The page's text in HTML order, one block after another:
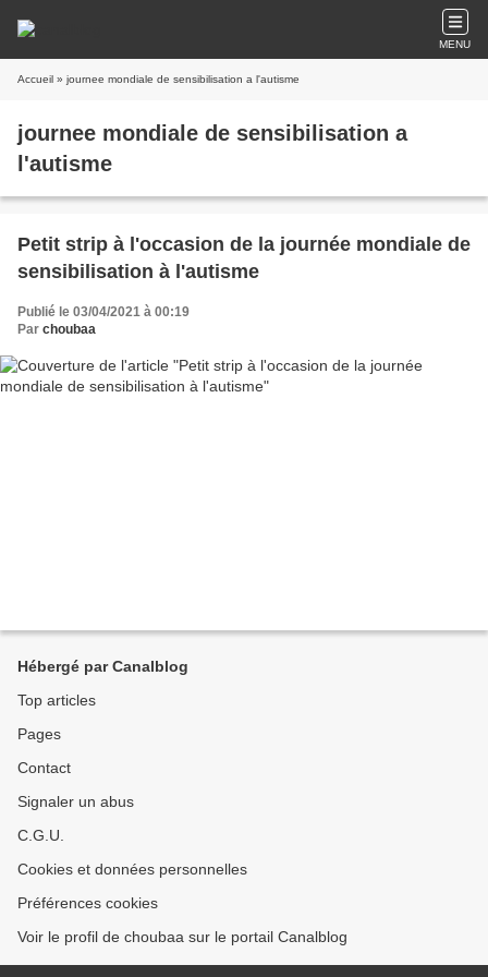
MENU
Accueil » journee mondiale de sensibilisation a l'autisme
journee mondiale de sensibilisation a
l'autisme
Petit strip à l'occasion de la journée mondiale de
sensibilisation à l'autisme
Publié le 03/04/2021 à 00:19
Par choubaa
Hébergé par Canalblog
Top articles
Pages
Contact
Signaler un abus
C.G.U.
Cookies et données personnelles
Préférences cookies
Voir le profil de choubaa sur le portail Canalblog